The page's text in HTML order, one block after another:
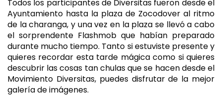
Todos los participantes de Diversitas fueron desde el
Ayuntamiento hasta la plaza de Zocodover al ritmo
de la charanga, y una vez en la plaza se llevó a cabo
el sorprendente Flashmob que habían preparado
durante mucho tiempo. Tanto si estuviste presente y
quieres recordar esta tarde mágica como si quieres
descubrir las cosas tan chulas que se hacen desde el
Movimiento Diversitas, puedes disfrutar de la mejor
galería de imágenes.